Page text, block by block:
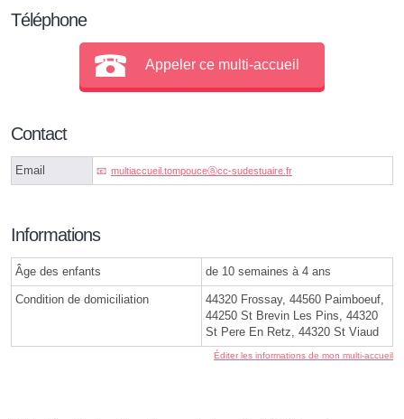
Téléphone
Appeler ce multi-accueil
Contact
Email multiaccueil.tompouceⓐcc-sudestuaire.fr
Informations
Âge des enfants de 10 semaines à 4 ans
Condition de domiciliation
44320 Frossay, 44560 Paimboeuf,
44250 St Brevin Les Pins, 44320
St Pere En Retz, 44320 St Viaud
Éditer les informations de mon multi-accueil